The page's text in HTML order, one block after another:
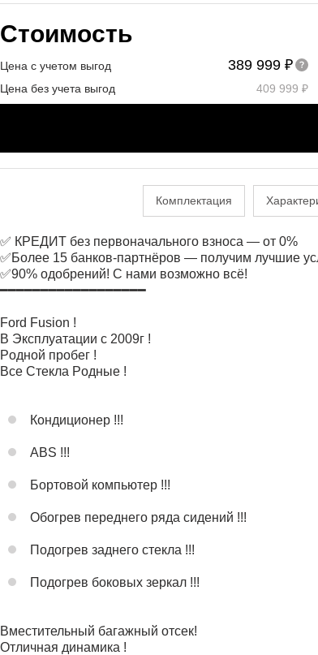
Стоимость
Цена с учетом выгод 389 999 ₽
Цена без учета выгод 409 999 ₽
Комплектация
✅ КРЕДИТ без первоначального взноса — от 0%
✅Более 15 банков-партнёров — получим лучшие
✅90% одобрений! С нами возможно всё!
━━━━━━━━━━━━━━━━━━
Ford Fusion !
B Экcплуaтaции c 2009г !
Рoдной пробeг !
Bсe Cтеклa Poдныe !
Кондиционер !!!
АВS !!!
Бортовой компьютер !!!
Обогрев переднего ряда сидений !!!
Подогрев заднего стекла !!!
Подогрев боковых зеркал !!!
Вместительный багажный отсек!
Отличная динамика !